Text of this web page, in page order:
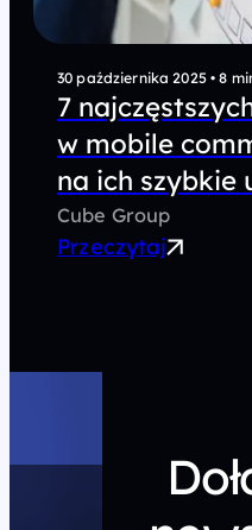
30 października 2025 • 8
7
w mobile
na ich szybkie
Cube Group
Przeczytaj